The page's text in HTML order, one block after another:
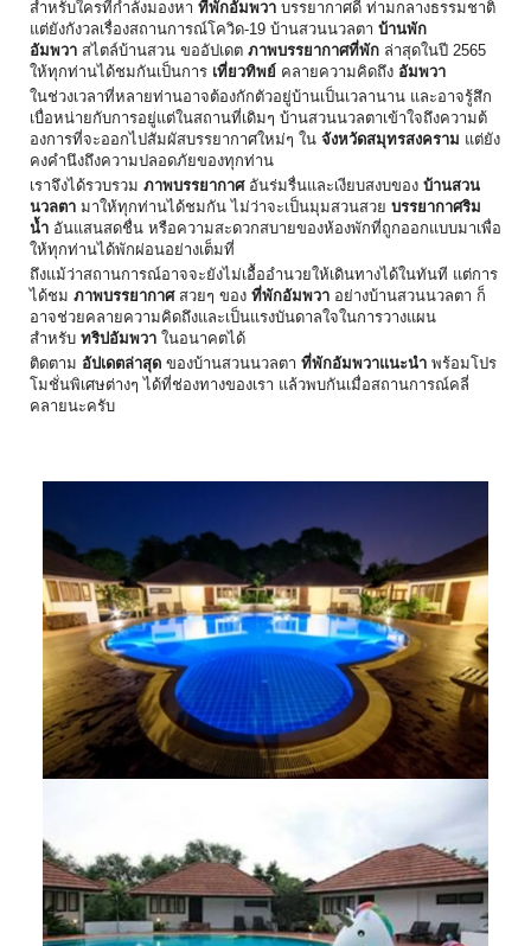
สำหรับใครที่กำลังมองหา ที่พักอัมพวา บรรยากาศดี ท่ามกลางธรรมชาติ
แต่ยังกังวลเรื่องสถานการณ์โควิด-19 บ้านสวนนวลตา บ้านพัก
อัมพวา สไตล์บ้านสวน ขออัปเดต ภาพบรรยากาศที่พัก ล่าสุดในปี 2565
ให้ทุกท่านได้ชมกันเป็นการ เที่ยวทิพย์ คลายความคิดถึง อัมพวา
ในช่วงเวลาที่หลายท่านอาจต้องกักตัวอยู่บ้านเป็นเวลานาน และอาจรู้สึก
เบื่อหน่ายกับการอยู่แต่ในสถานที่เดิมๆ บ้านสวนนวลตาเข้าใจถึงความต้
องการที่จะออกไปสัมผัสบรรยากาศใหม่ๆ ใน จังหวัดสมุทรสงคราม แต่ยัง
คงคำนึงถึงความปลอดภัยของทุกท่าน
เราจึงได้รวบรวม ภาพบรรยากาศอันร่มรื่นและเงียบสงบของ บ้านสวน
นวลตา มาให้ทุกท่านได้ชมกัน ไม่ว่าจะเป็นมุมสวนสวย บรรยากาศริม
น้ำ อันแสนสดชื่น หรือความสะดวกสบายของห้องพักที่ถูกออกแบบมาเพื่อ
ให้ทุกท่านได้พักผ่อนอย่างเต็มที่
ถึงแม้ว่าสถานการณ์อาจจะยังไม่เอื้ออำนวยให้เดินทางได้ในทันที แต่การ
ได้ชม ภาพบรรยากาศสวยๆ ของ ที่พักอัมพวา อย่างบ้านสวนนวลตา ก็
อาจช่วยคลายความคิดถึงและเป็นแรงบันดาลใจในการวางแผน
สำหรับ ทริปอัมพวา ในอนาคตได้
ติดตาม อัปเดตล่าสุด ของบ้านสวนนวลตา ที่พักอัมพวาแนะนำ พร้อมโปร
โมชั่นพิเศษต่างๆ ได้ที่ช่องทางของเรา แล้วพบกันเมื่อสถานการณ์คลี่
คลายนะครับ